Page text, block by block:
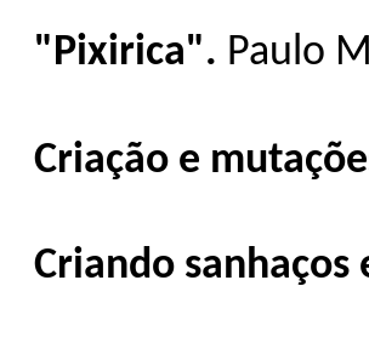
"Pixirica". Paulo
Criação e
Criando